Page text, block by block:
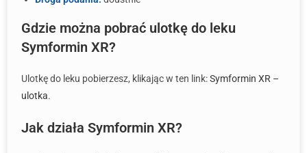
Gdzie można pobrać ulotkę do leku
Symformin XR?
Ulotkę do leku pobierzesz, klikając w ten link:Symformin XR –
ulotka.
Jak działa Symformin XR?